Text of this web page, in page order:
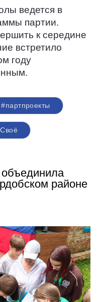
ведется в
партии.
к середине
встретило
году
#партпроекты
объединила
районе